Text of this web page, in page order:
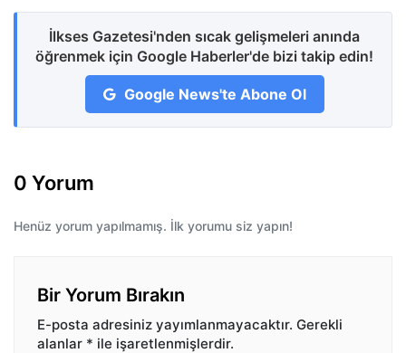
İlkses Gazetesi'nden sıcak gelişmeleri anında
öğrenmek için Google Haberler'de bizi takip edin!
Google News'te Abone Ol
0 Yorum
Henüz yorum yapılmamış. İlk yorumu siz yapın!
Bir Yorum Bırakın
E-posta adresiniz yayımlanmayacaktır. Gerekli
alanlar * ile işaretlenmişlerdir.